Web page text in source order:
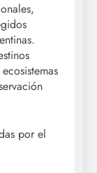
por el